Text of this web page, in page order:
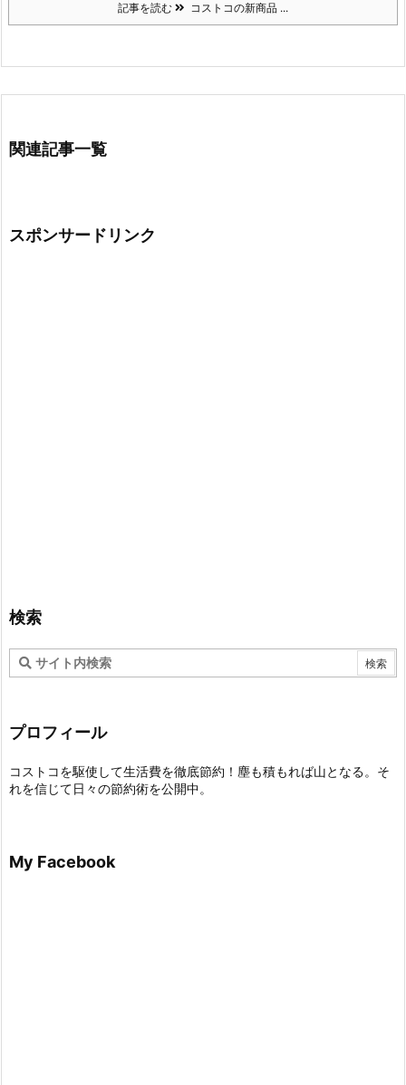
記事を読む コストコの新商品 ...
関連記事一覧
スポンサードリンク
検索
プロフィール
コストコを駆使して生活費を徹底節約！塵も積もれば山となる。そ
れを信じて日々の節約術を公開中。
My Facebook